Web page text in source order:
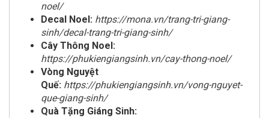
noel/
Decal Noel: https://mona.vn/trang-tri-giang-
sinh/decal-trang-tri-giang-sinh/
Cây Thông Noel:
https://phukiengiangsinh.vn/cay-thong-noel/
Vòng Nguyệt
Quế: https://phukiengiangsinh.vn/vong-nguyet-
que-giang-sinh/
Quà Tặng Giáng Sinh: